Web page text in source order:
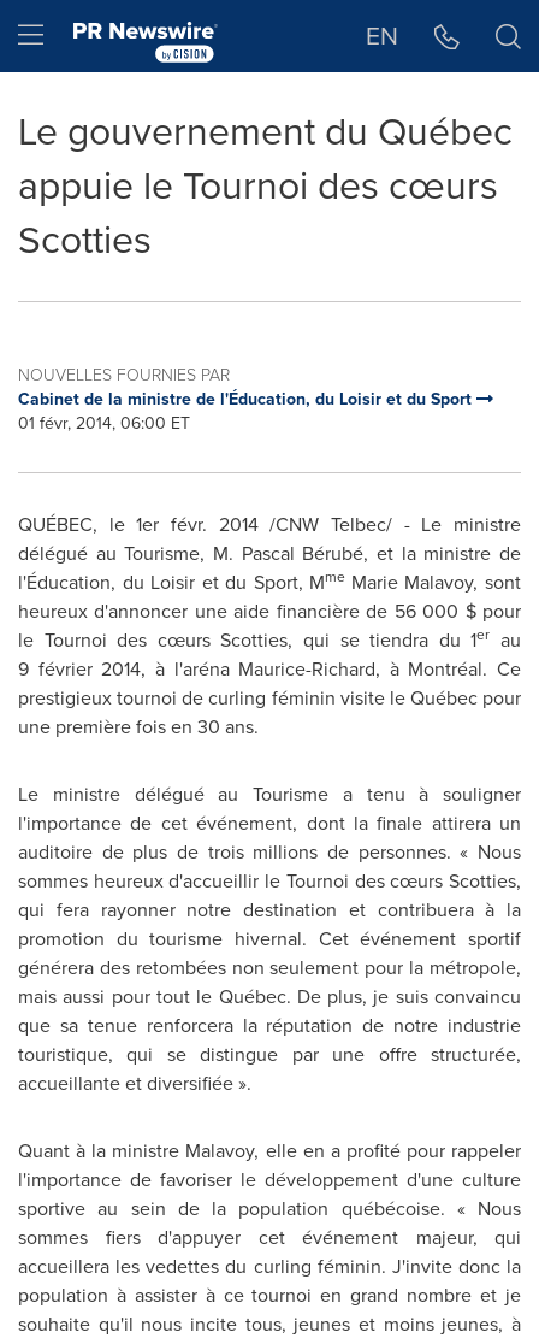
Hamburger menu EN
Le gouvernement du Québec
appuie le Tournoi des cœurs
Scotties
NOUVELLES FOURNIES PAR
Cabinet de la ministre de l'Éducation, du Loisir et du Sport
01 févr, 2014, 06:00 ET
QUÉBEC, le 1er févr. 2014 /CNW Telbec/ - Le ministre
délégué au Tourisme, M. Pascal Bérubé, et la ministre de
l'Éducation, du Loisir et du Sport, Mme Marie Malavoy, sont
heureux d'annoncer une aide financière de 56 000 $ pour
le Tournoi des cœurs Scotties, qui se tiendra du 1er au
9 février 2014, à l'aréna Maurice-Richard, à Montréal. Ce
prestigieux tournoi de curling féminin visite le Québec pour
une première fois en 30 ans.
Le ministre délégué au Tourisme a tenu à souligner
l'importance de cet événement, dont la finale attirera un
auditoire de plus de trois millions de personnes. « Nous
sommes heureux d'accueillir le Tournoi des cœurs Scotties,
qui fera rayonner notre destination et contribuera à la
promotion du tourisme hivernal. Cet événement sportif
générera des retombées non seulement pour la métropole,
mais aussi pour tout le Québec. De plus, je suis convaincu
que sa tenue renforcera la réputation de notre industrie
touristique, qui se distingue par une offre structurée,
accueillante et diversifiée ».
Quant à la ministre Malavoy, elle en a profité pour rappeler
l'importance de favoriser le développement d'une culture
sportive au sein de la population québécoise. « Nous
sommes fiers d'appuyer cet événement majeur, qui
accueillera les vedettes du curling féminin. J'invite donc la
population à assister à ce tournoi en grand nombre et je
souhaite qu'il nous incite tous, jeunes et moins jeunes, à